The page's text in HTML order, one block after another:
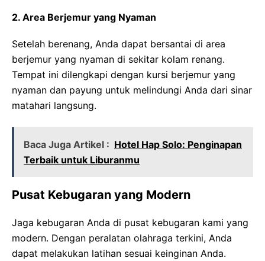
2. Area Berjemur yang Nyaman
Setelah berenang, Anda dapat bersantai di area
berjemur yang nyaman di sekitar kolam renang.
Tempat ini dilengkapi dengan kursi berjemur yang
nyaman dan payung untuk melindungi Anda dari sinar
matahari langsung.
Baca Juga Artikel : Hotel Hap Solo: Penginapan
Terbaik untuk Liburanmu
Pusat Kebugaran yang Modern
Jaga kebugaran Anda di pusat kebugaran kami yang
modern. Dengan peralatan olahraga terkini, Anda
dapat melakukan latihan sesuai keinginan Anda.